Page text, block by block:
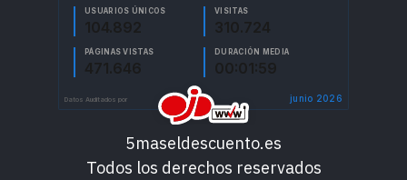
5maseldescuento.es
Todos los derechos reservados